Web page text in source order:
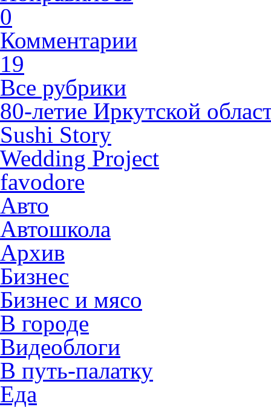
0
Комментарии
19
Все рубрики
80-летие Иркутской
Sushi Story
Wedding Project
favodore
Авто
Автошкола
Архив
Бизнес
Бизнес и мясо
В городе
Видеоблоги
В путь-палатку
Еда